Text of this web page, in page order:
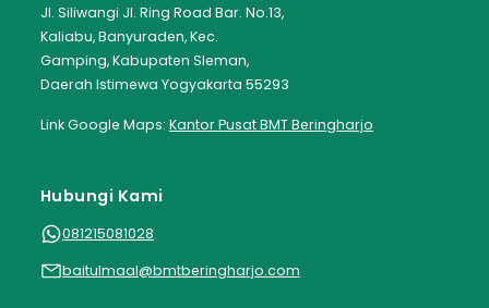
Jl. Siliwangi Jl. Ring Road Bar. No.13,
Kaliabu, Banyuraden, Kec.
Gamping, Kabupaten Sleman,
Daerah Istimewa Yogyakarta 55293
Link Google Maps: Kantor Pusat BMT Beringharjo
Hubungi Kami
081215081028
baitulmaal@bmtberingharjo.com